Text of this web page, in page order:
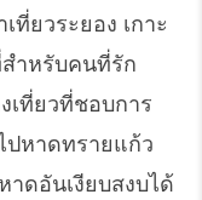
ยวระยอง เกาะ
ำหรับคนที่รัก
เที่ยวที่ชอบการ
ปหาดทรายแก้ว
ดอันเงียบสงบได้